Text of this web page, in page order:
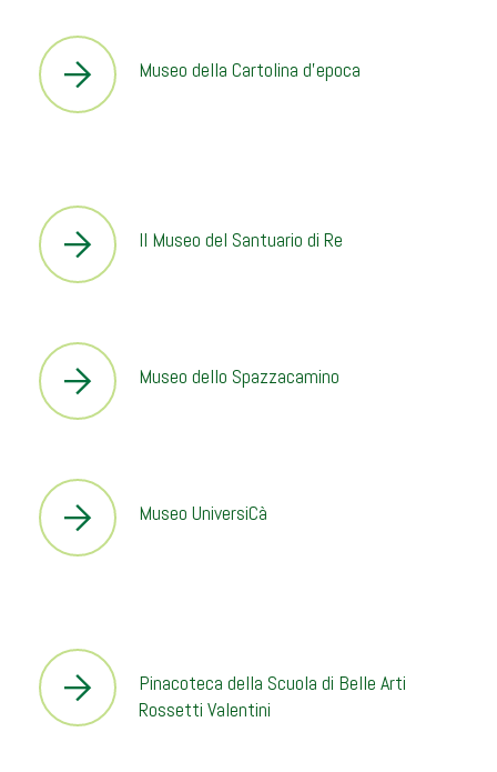
Museo della Cartolina d’epoca
Il Museo del Santuario di Re
Museo dello Spazzacamino
Museo UniversiCà
Pinacoteca della Scuola di Belle Arti
Rossetti Valentini